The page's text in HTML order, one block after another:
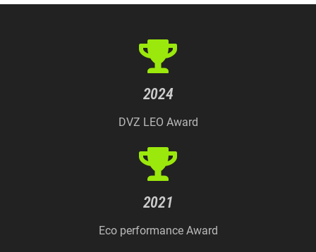
2024
DVZ LEO Award
2021
Eco performance Award